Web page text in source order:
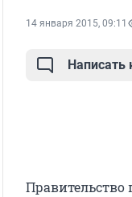
14 января 2015, 09:11
Написать